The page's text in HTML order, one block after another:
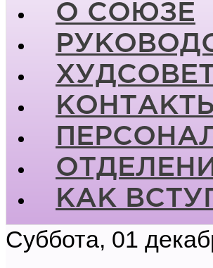
О СОЮЗЕ
КОНТАКТЫ
КАК
Суббота, 01